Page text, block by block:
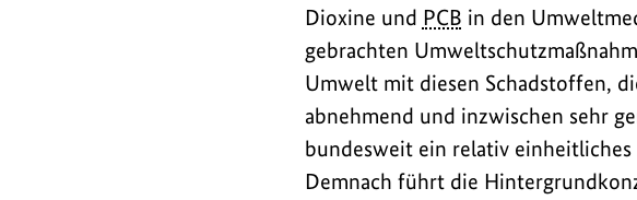
Dioxine und PCB in den
gebrachten
Umwelt mit diesen Schadstoffen,
abnehmend und inzwischen sehr
bundesweit ein relativ
Demnach führt die